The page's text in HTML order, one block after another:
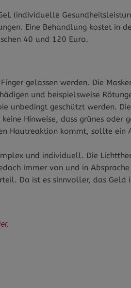
(individuelle
Eine Behandlung kostet in
40 und 120 Euro.
gelassen werden. Die
und beispielsweise
unbedingt geschützt werden.
Hinweise, dass grünes oder
Hautreaktion kommt, sollte ein
und individuell. Die
immer von und in
Da ist es sinnvoller, das Geld